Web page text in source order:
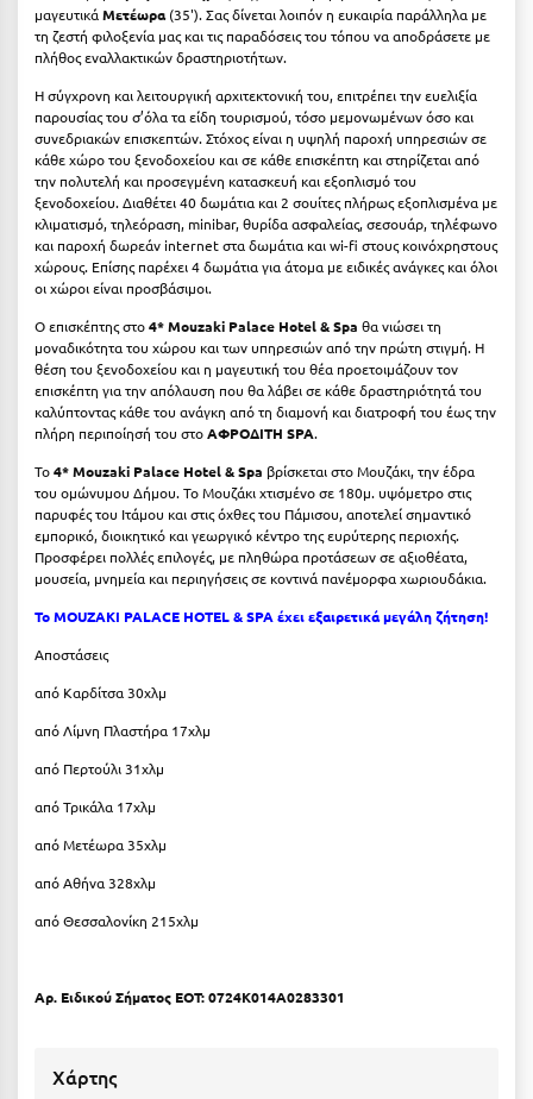
Μύκονος
Μυτιλήνη
Ν
Νάξος
Νάουσα
Ναυπακτία
Ναύπλιο
Νέα Μάκρη
Νέοι Πόροι Πιερίας
Ξ
Ξυλόκαστρο
Ο
Ορεινή Αρκαδία
Ορεινή Ναυπακτία
Πάλαιρος
Παξοί
Παραλία Λιτοχώρου
μαγευτικάΜετέωρα(35'). Σας δίνεται λοιπόν η ευκαιρία παράλληλα με
τη ζεστή φιλοξενία μας και τις παραδόσεις του τόπου να αποδράσετε με
πλήθος εναλλακτικών δραστηριοτήτων.
Η σύγχρονη και λειτουργική αρχιτεκτονική του, επιτρέπει την ευελιξία
παρουσίας του σ’όλα τα είδη τουρισμού, τόσο μεμονωμένων όσο και
συνεδριακών επισκεπτών. Στόχος είναι η υψηλή παροχή υπηρεσιών σε
κάθε χώρο του ξενοδοχείου και σε κάθε επισκέπτη και στηρίζεται από
την πολυτελή και προσεγμένη κατασκευή και εξοπλισμό του
ξενοδοχείου. Διαθέτει 40 δωμάτια και 2 σουίτες πλήρως εξοπλισμένα με
κλιματισμό, τηλεόραση, minibar, θυρίδα ασφαλείας, σεσουάρ, τηλέφωνο
και παροχή δωρεάν internet στα δωμάτια και wi-fi στους κοινόχρηστους
χώρους. Επίσης παρέχει 4 δωμάτια για άτομα με ειδικές ανάγκες και όλοι
οι χώροι είναι προσβάσιμοι.
Ο επισκέπτης στο4* Mouzaki Palace Hotel & Spa θα νιώσει τη
μοναδικότητα του χώρου και των υπηρεσιών από την πρώτη στιγμή. Η
θέση του ξενοδοχείου και η μαγευτική του θέα προετοιμάζουν τον
επισκέπτη για την απόλαυση που θα λάβει σε κάθε δραστηριότητά του
καλύπτοντας κάθε του ανάγκη από τη διαμονή και διατροφή του έως την
πλήρη περιποίησή του στοΑΦΡΟΔΙΤΗ SPA.
Το4* Mouzaki Palace Hotel & Spa βρίσκεται στο Μουζάκι, την έδρα
του ομώνυμου Δήμου. Το Μουζάκι χτισμένο σε 180μ. υψόμετρο στις
παρυφές του Ιτάμου και στις όχθες του Πάμισου, αποτελεί σημαντικό
εμπορικό, διοικητικό και γεωργικό κέντρο της ευρύτερης περιοχής.
Προσφέρει πολλές επιλογές, με πληθώρα προτάσεων σε αξιοθέατα,
μουσεία, μνημεία και περιηγήσεις σε κοντινά πανέμορφα χωριουδάκια.
Το MOUZAKI PALACE HOTEL & SPA έχει εξαιρετικά μεγάλη ζήτηση!
Aποστάσεις
από Καρδίτσα 30χλμ
από Λίμνη Πλαστήρα 17χλμ
από Περτούλι 31χλμ
από Τρικάλα 17χλμ
από Μετέωρα 35χλμ
από Αθήνα 328χλμ
από Θεσσαλονίκη 215χλμ
Αρ. Ειδικού Σήματος ΕΟΤ: 0724Κ014Α0283301
Χάρτης